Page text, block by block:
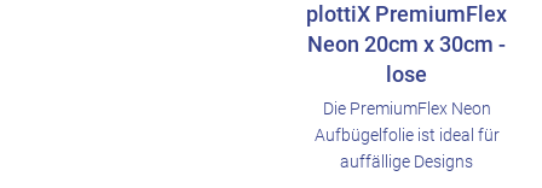
plottiX PremiumFlex
Neon 20cm x 30cm -
lose
Die PremiumFlex Neon
Aufbügelfolie ist ideal für
auffällige Designs